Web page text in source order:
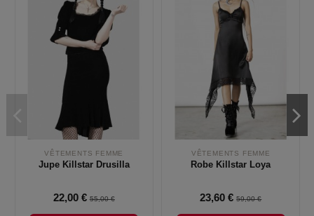
VÊTEMENTS FEMME
Jupe Killstar Drusilla
22,00 € 55,00 €
VÊTEMENTS FEMME
Robe Killstar Loya
23,60 €59,00 €